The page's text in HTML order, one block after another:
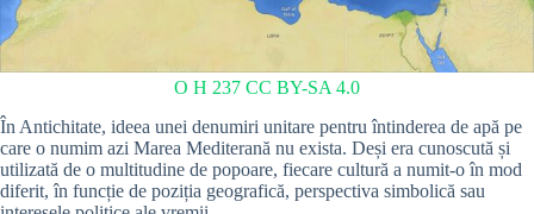
O H 237 CC BY-SA 4.0
În Antichitate, ideea unei denumiri unitare pentru întinderea de apă pe
care o numim azi Marea Mediterană nu exista. Deși era cunoscută și
utilizată de o multitudine de popoare, fiecare cultură a numit-o în mod
diferit, în funcție de poziția geografică, perspectiva simbolică sau